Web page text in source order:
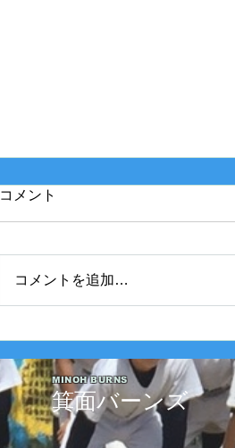
2025年度 Bクラス 関西団地連
盟 第110回中央決勝大会北大
阪支部予選最終戦
コメント
コメントを追加…
MINOH BURNS
箕面バーンズ